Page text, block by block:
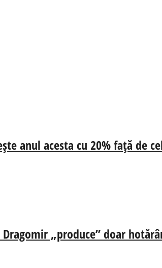
anul acesta cu 20% față de
„produce” doar